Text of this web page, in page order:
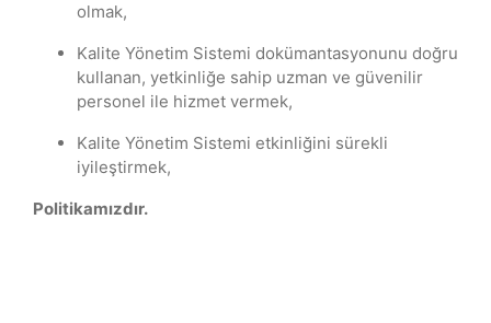
olmak,
Kalite Yönetim Sistemi dokümantasyonunu doğru
kullanan, yetkinliğe sahip uzman ve güvenilir
personel ile hizmet vermek,
Kalite Yönetim Sistemi etkinliğini sürekli
iyileştirmek,
Politikamızdır.